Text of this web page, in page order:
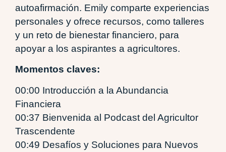
autoafirmación. Emily comparte experiencias
personales y ofrece recursos, como talleres
y un reto de bienestar financiero, para
apoyar a los aspirantes a agricultores.
Momentos claves:
00:00 Introducción a la Abundancia
Financiera
00:37 Bienvenida al Podcast del Agricultor
Trascendente
00:49 Desafíos y Soluciones para Nuevos